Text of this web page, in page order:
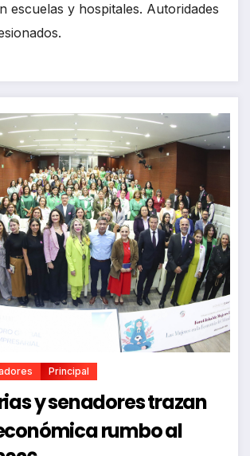
escuelas y hospitales. Autoridades
Principal
y senadores trazan
rumbo al